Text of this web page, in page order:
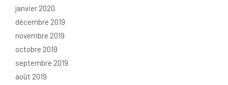
janvier 2020
décembre 2019
novembre 2019
octobre 2019
septembre 2019
août 2019